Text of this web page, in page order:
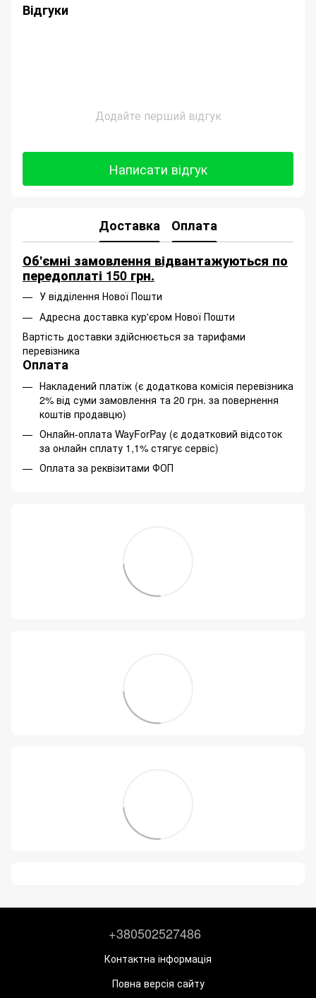
Відгуки
Додайте перший відгук
Написати відгук
Доставка
Оплата
Об'ємні замовлення відвантажуються по
передоплаті 150 грн.
У відділення Нової Пошти
Адресна доставка кур'єром Нової Пошти
Вартість доставки здійснюється за тарифами
перевізника
Оплата
Накладений платіж (є додаткова комісія перевізника
2% від суми замовлення та 20 грн. за повернення
коштів продавцю)
Онлайн-оплата WayForPay (є додатковий відсоток
за онлайн сплату 1,1% стягує сервіс)
Оплата за реквізитами ФОП
+380502527486
Контактна інформація
Повна версія сайту